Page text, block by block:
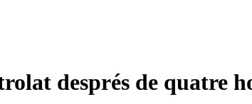
després de quatre